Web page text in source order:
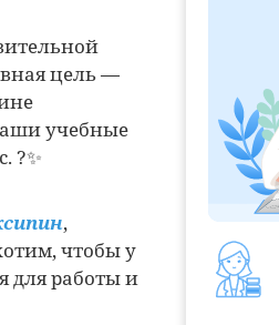
цель —
учебные
?✨
,
чтобы у
для работы и